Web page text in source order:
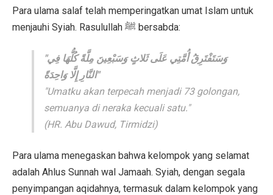
Para ulama salaf telah memperingatkan umat Islam untuk
menjauhi Syiah. Rasulullah ﷺ bersabda:
"وَسَتَفْتَرِقُ أُمَّتِي عَلَى ثَلاثٍ وَسَبْعِينَ مِلَّةً كُلُّهَا فِي
النَّارِ إِلَّا وَاحِدَةً"
"Umatku akan terpecah menjadi 73 golongan,
semuanya di neraka kecuali satu."
(HR. Abu Dawud, Tirmidzi)
Para ulama menegaskan bahwa kelompok yang selamat
adalah Ahlus Sunnah wal Jamaah. Syiah, dengan segala
penyimpangan aqidahnya, termasuk dalam kelompok yang